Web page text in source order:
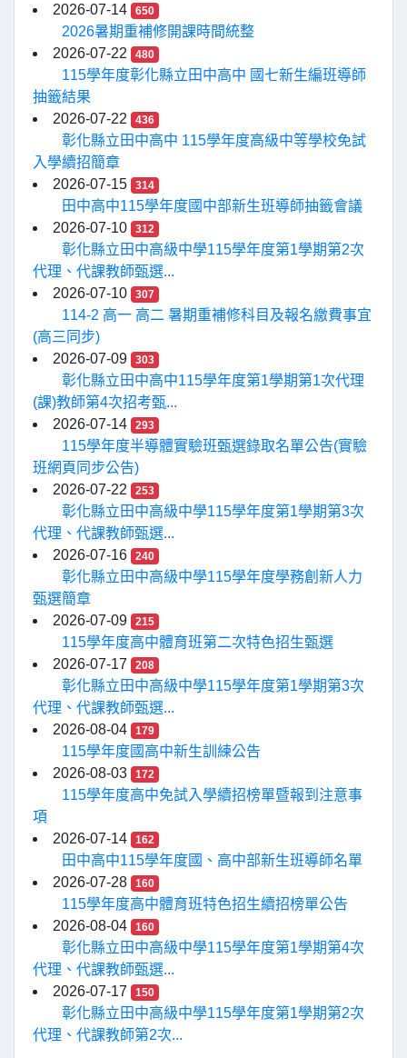
2026-07-14
650
2026暑期重補修開課時間統整
2026-07-22
480
115學年度彰化縣立田中高中 國七新生編班導師
抽籤結果
2026-07-22
436
彰化縣立田中高中 115學年度高級中等學校免試
入學續招簡章
2026-07-15
314
田中高中115學年度國中部新生班導師抽籤會議
2026-07-10
312
彰化縣立田中高級中學115學年度第1學期第2次
代理、代課教師甄選...
2026-07-10
307
114-2 高一 高二 暑期重補修科目及報名繳費事宜
(高三同步)
2026-07-09
303
彰化縣立田中高中115學年度第1學期第1次代理
(課)教師第4次招考甄...
2026-07-14
293
115學年度半導體實驗班甄選錄取名單公告(實驗
班網頁同步公告)
2026-07-22
253
彰化縣立田中高級中學115學年度第1學期第3次
代理、代課教師甄選...
2026-07-16
240
彰化縣立田中高級中學115學年度學務創新人力
甄選簡章
2026-07-09
215
115學年度高中體育班第二次特色招生甄選
2026-07-17
208
彰化縣立田中高級中學115學年度第1學期第3次
代理、代課教師甄選...
2026-08-04
179
115學年度國高中新生訓練公告
2026-08-03
172
115學年度高中免試入學續招榜單暨報到注意事
項
2026-07-14
162
田中高中115學年度國、高中部新生班導師名單
2026-07-28
160
115學年度高中體育班特色招生續招榜單公告
2026-08-04
160
彰化縣立田中高級中學115學年度第1學期第4次
代理、代課教師甄選...
2026-07-17
150
彰化縣立田中高級中學115學年度第1學期第2次
代理、代課教師第2次...